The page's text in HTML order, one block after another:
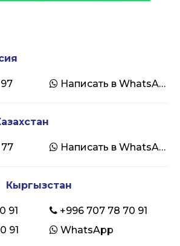
Написать в WhatsApp
Написать в WhatsApp
Кыргызстан
91
+996 707 78 70 91
91
WhatsApp